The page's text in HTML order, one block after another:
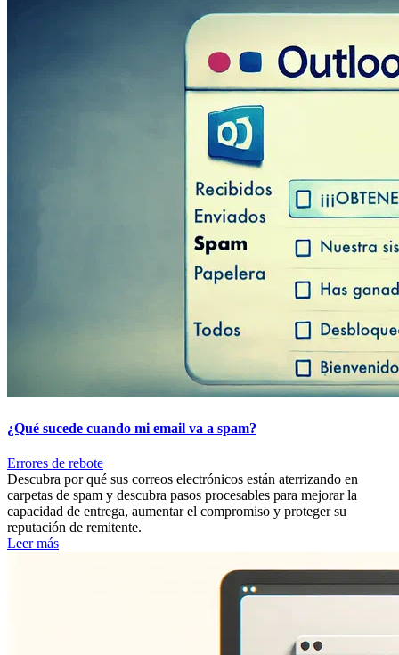
¿Qué sucede cuando mi email va a spam?
Errores de rebote
Descubra por qué sus correos electrónicos están aterrizando en
carpetas de spam y descubra pasos procesables para mejorar la
capacidad de entrega, aumentar el compromiso y proteger su
reputación de remitente.
Leer más